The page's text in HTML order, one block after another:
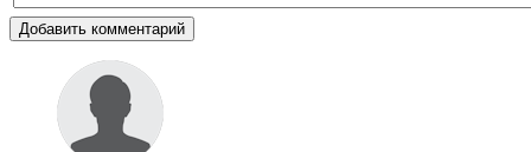
Добавить комментарий